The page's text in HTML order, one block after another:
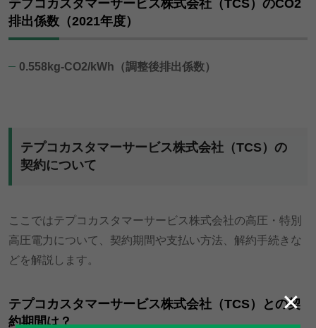
✕
テプコカスタマーサービス株式会社（TCS）のCO2
排出係数（2021年度）
0.558kg-CO2/kWh（調整後排出係数）
テプコカスタマーサービス株式会社（TCS）の
契約について
ここではテプコカスタマーサービス株式会社の高圧・特別
高圧電力について、契約期間や支払い方法、解約手続きな
どを解説します。
テプコカスタマーサービス株式会社（TCS）との契
約期間は？